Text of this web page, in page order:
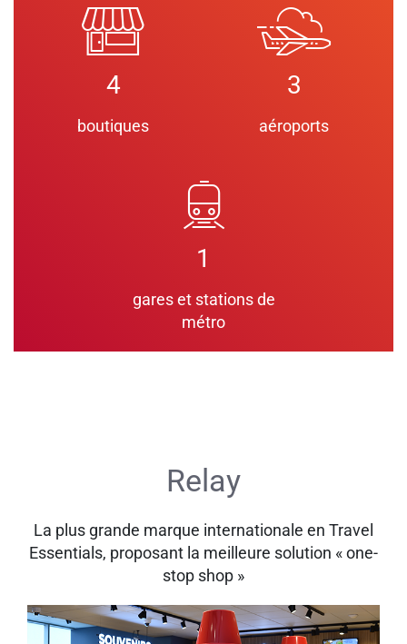
4
boutiques
3
aéroports
1
gares et stations de
métro
Relay
La plus grande marque internationale en Travel
Essentials, proposant la meilleure solution « one-
stop shop »